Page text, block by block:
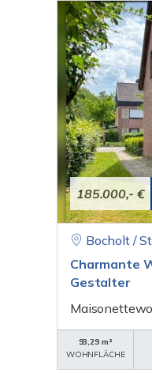
185.000,- €
Bocholt /
Charmante
Gestalter
93,29 m²
WOHNFLÄCHE